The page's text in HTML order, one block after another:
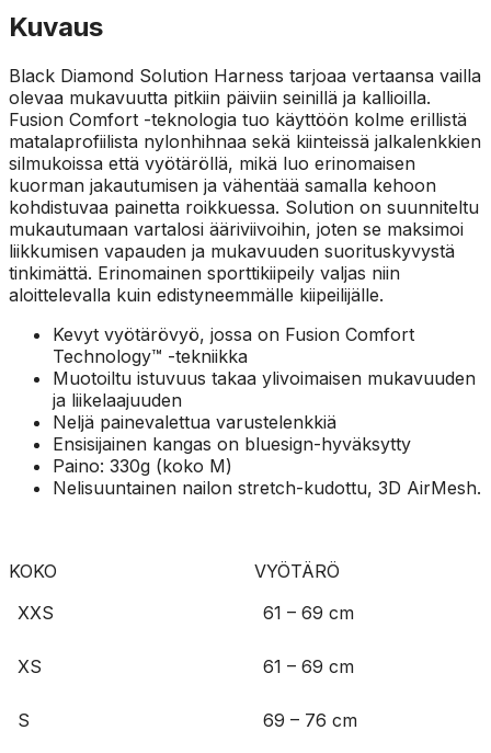
Kuvaus
Black Diamond Solution Harness tarjoaa vertaansa vailla
olevaa mukavuutta pitkiin päiviin seinillä ja kallioilla.
Fusion Comfort -teknologia tuo käyttöön kolme erillistä
matalaprofiilista nylonhihnaa sekä kiinteissä jalkalenkkien
silmukoissa että vyötäröllä, mikä luo erinomaisen
kuorman jakautumisen ja vähentää samalla kehoon
kohdistuvaa painetta roikkuessa. Solution on suunniteltu
mukautumaan vartalosi ääriviivoihin, joten se maksimoi
liikkumisen vapauden ja mukavuuden suorituskyvystä
tinkimättä. Erinomainen sporttikiipeily valjas niin
aloittelevalla kuin edistyneemmälle kiipeilijälle.
Kevyt vyötärövyö, jossa on Fusion Comfort
Technology™ -tekniikka
Muotoiltu istuvuus takaa ylivoimaisen mukavuuden
ja liikelaajuuden
Neljä painevalettua varustelenkkiä
Ensisijainen kangas on bluesign-hyväksytty
Paino: 330g (koko M)
Nelisuuntainen nailon stretch-kudottu, 3D AirMesh.
KOKO
VYÖTÄRÖ
XXS
61 – 69 cm
XS 61 – 69 cm
S 69 – 76 cm